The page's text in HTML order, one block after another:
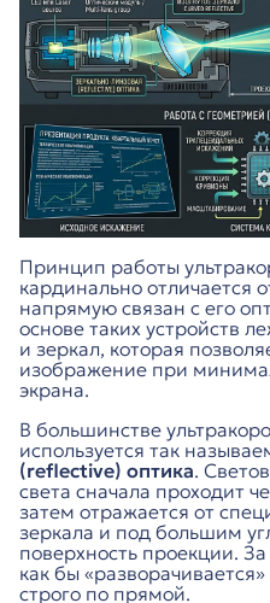
Принцип работы
кардинально отличается
напрямую связан с его
основе таких устройств
и зеркал, которая
изображение при
экрана.
В большинстве
используется так
(reflective) оптика.
света сначала проходит
затем отражается от
зеркала и под большим
поверхность проекции.
как бы
строго по прямой.